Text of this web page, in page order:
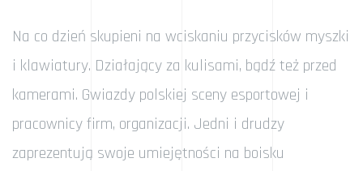
Na co dzień skupieni na wciskaniu przycisków myszki
i klawiatury. Działający za kulisami, bądź też przed
kamerami. Gwiazdy polskiej sceny esportowej i
pracownicy firm, organizacji. Jedni i drudzy
zaprezentują swoje umiejętności na boisku